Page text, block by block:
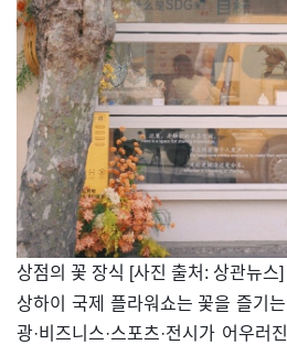
​상점의 꽃 장식 [사진 출처: 상관뉴스]
상하이 국제 플라워쇼는 꽃을 즐기
광·비즈니스·스포츠·전시가 어우러